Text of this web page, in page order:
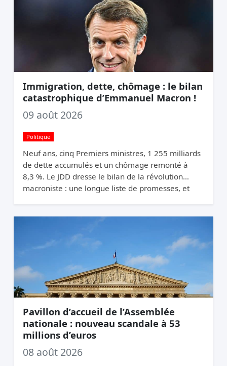
Immigration, dette, chômage : le bilan
catastrophique d’Emmanuel Macron !
09 août 2026
Politique
Neuf ans, cinq Premiers ministres, 1 255 milliards
de dette accumulés et un chômage remonté à
8,3 %. Le JDD dresse le bilan de la révolution
macroniste : une longue liste de promesses, et
Pavillon d’accueil de l’Assemblée
nationale : nouveau scandale à 53
millions d’euros
08 août 2026